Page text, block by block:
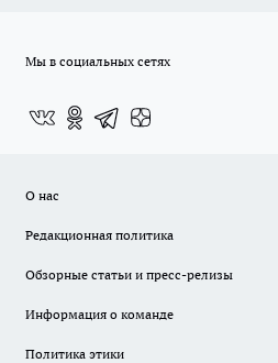
Мы в социальных сетях
О нас
Редакционная политика
Обзорные статьи и пресс-релизы
Информация о команде
Политика этики